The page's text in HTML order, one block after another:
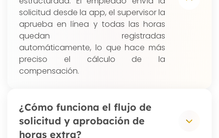
solicitud desde la app, el supervisor la
aprueba en línea y todas las horas
quedan registradas
automáticamente, lo que hace más
preciso el cálculo de la
compensación.
¿Cómo funciona el flujo de
solicitud y aprobación de
horas extra?